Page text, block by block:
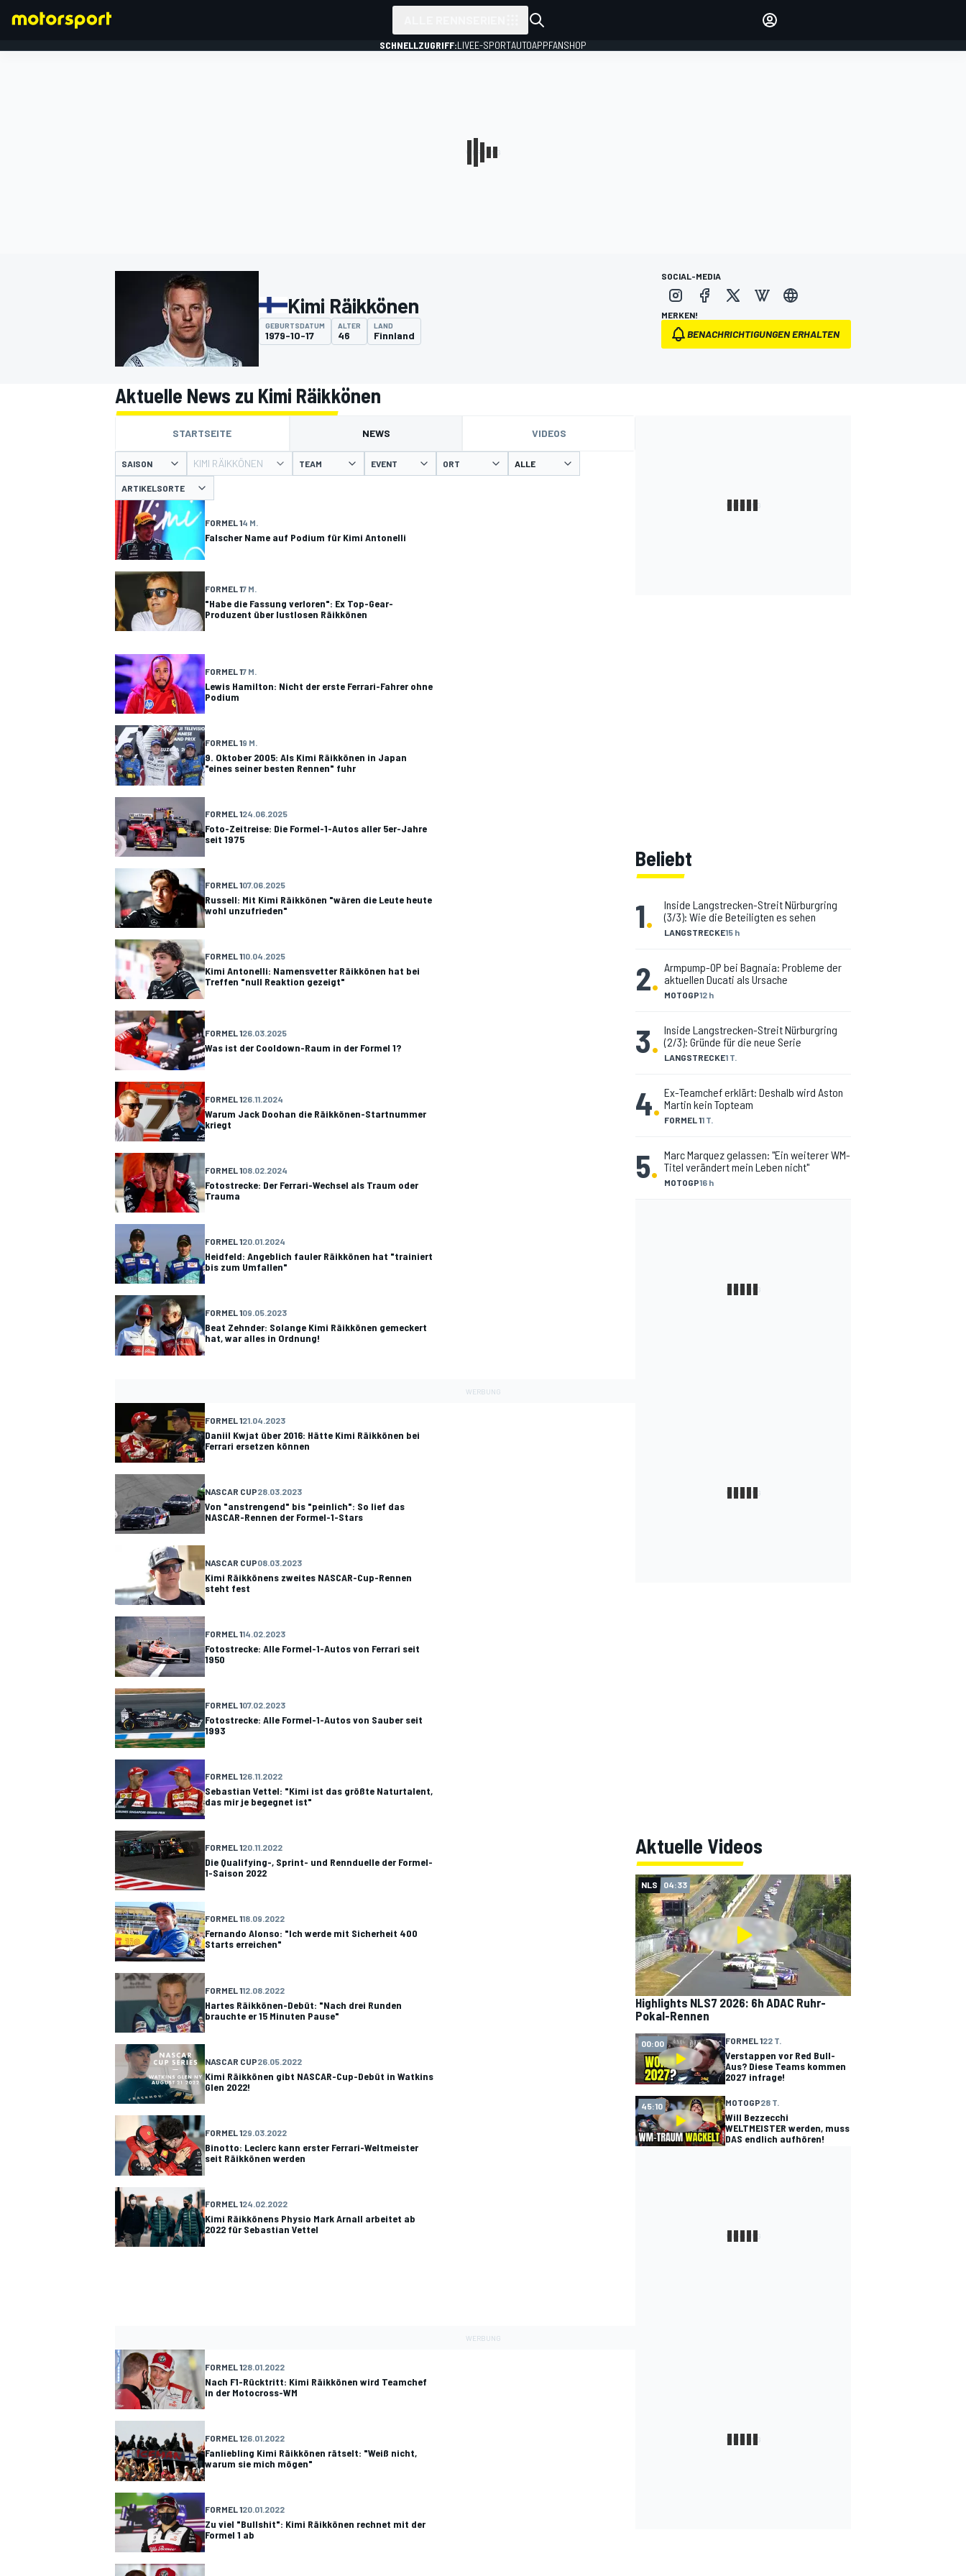
MOTOGP
DTM
SPORTWAGEN
EINLOGGEN
SCHNELLZUGRIFF:LIVEE-SPORTAUTOAPPFANSHOP
Kimi Räikkönen
GEBURTSDATUM
1979-10-17
ALTER
46
LAND
Finnland
SOCIAL-MEDIA
MERKEN!
BENACHRICHTIGUNGEN ERHALTEN
Aktuelle News zu Kimi Räikkönen
STARTSEITE NEWS VIDEOS
SAISON KIMI RÄIKKÖNEN TEAM EVENT ORT
ARTIKELSORTE
FORMEL 14 M.
Falscher Name auf Podium für Kimi Antonelli
FORMEL 17 M.
"Habe die Fassung verloren": Ex Top-Gear-
Produzent über lustlosen Räikkönen
FORMEL 17 M.
Lewis Hamilton: Nicht der erste Ferrari-Fahrer ohne
Podium
FORMEL 19 M.
9. Oktober 2005: Als Kimi Räikkönen in Japan
"eines seiner besten Rennen" fuhr
FORMEL 124.06.2025
Foto-Zeitreise: Die Formel-1-Autos aller 5er-Jahre
seit 1975
FORMEL 107.06.2025
Russell: Mit Kimi Räikkönen "wären die Leute heute
wohl unzufrieden"
FORMEL 110.04.2025
Kimi Antonelli: Namensvetter Räikkönen hat bei
Treffen "null Reaktion gezeigt"
FORMEL 126.03.2025
Was ist der Cooldown-Raum in der Formel 1?
FORMEL 126.11.2024
Warum Jack Doohan die Räikkönen-Startnummer
kriegt
FORMEL 108.02.2024
Fotostrecke: Der Ferrari-Wechsel als Traum oder
Trauma
FORMEL 120.01.2024
Heidfeld: Angeblich fauler Räikkönen hat "trainiert
bis zum Umfallen"
FORMEL 109.05.2023
Beat Zehnder: Solange Kimi Räikkönen gemeckert
hat, war alles in Ordnung!
Beliebt
1. LANGSTRECKE15 h
Inside Langstrecken-Streit Nürburgring
(3/3): Wie die Beteiligten es sehen
2. MOTOGP12 h
Armpump-OP bei Bagnaia: Probleme der
aktuellen Ducati als Ursache
3. LANGSTRECKE1 T.
Inside Langstrecken-Streit Nürburgring
(2/3): Gründe für die neue Serie
4. FORMEL 11 T.
Ex-Teamchef erklärt: Deshalb wird Aston
Martin kein Topteam
5. MOTOGP16 h
Marc Marquez gelassen: "Ein weiterer WM-
Titel verändert mein Leben nicht"
FORMEL 121.04.2023
Daniil Kwjat über 2016: Hätte Kimi Räikkönen bei
Ferrari ersetzen können
NASCAR CUP28.03.2023
Von "anstrengend" bis "peinlich": So lief das
NASCAR-Rennen der Formel-1-Stars
NASCAR CUP08.03.2023
Kimi Räikkönens zweites NASCAR-Cup-Rennen
steht fest
FORMEL 114.02.2023
Fotostrecke: Alle Formel-1-Autos von Ferrari seit
1950
FORMEL 107.02.2023
Fotostrecke: Alle Formel-1-Autos von Sauber seit
1993
FORMEL 126.11.2022
Sebastian Vettel: "Kimi ist das größte Naturtalent,
das mir je begegnet ist"
FORMEL 120.11.2022
Die Qualifying-, Sprint- und Rennduelle der Formel-
1-Saison 2022
FORMEL 118.09.2022
Fernando Alonso: "Ich werde mit Sicherheit 400
Starts erreichen"
FORMEL 112.08.2022
Hartes Räikkönen-Debüt: "Nach drei Runden
brauchte er 15 Minuten Pause"
NASCAR CUP26.05.2022
Kimi Räikkönen gibt NASCAR-Cup-Debüt in Watkins
Glen 2022!
FORMEL 129.03.2022
Binotto: Leclerc kann erster Ferrari-Weltmeister
seit Räikkönen werden
FORMEL 124.02.2022
Kimi Räikkönens Physio Mark Arnall arbeitet ab
2022 für Sebastian Vettel
Aktuelle Videos
NLS 04:33
Highlights NLS7 2026: 6h ADAC Ruhr-
Pokal-Rennen
00:00 FORMEL 122 T.
Verstappen vor Red Bull-
Aus? Diese Teams kommen
2027 infrage!
45:10 MOTOGP28 T.
Will Bezzecchi
WELTMEISTER werden, muss
DAS endlich aufhören!
FORMEL 128.01.2022
Nach F1-Rücktritt: Kimi Räikkönen wird Teamchef
in der Motocross-WM
FORMEL 126.01.2022
Fanliebling Kimi Räikkönen rätselt: "Weiß nicht,
warum sie mich mögen"
FORMEL 120.01.2022
Zu viel "Bullshit": Kimi Räikkönen rechnet mit der
Formel 1 ab